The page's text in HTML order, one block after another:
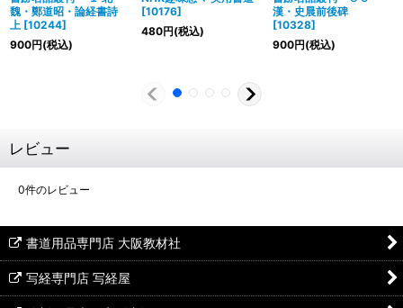
魏・鄭道昭・論経書詩
上 [10244]
900円(税込)
[10176]
480円(税込)
漢・史晨前後碑
[10328]
900円(税込)
レビュー
0件のレビュー
書道用品専門店 大阪教材社
写経専門店 写経屋